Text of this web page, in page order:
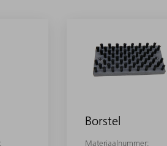
Borstel
Materiaalnummer: